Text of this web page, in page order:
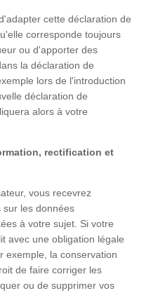
cette déclaration de
corresponde toujours
ou d'apporter des
la déclaration de
lors de l'introduction
déclaration de
alors à votre
rectification et
vous recevrez
sur les données
à votre sujet. Si votre
avec une obligation légale
exemple, la conservation
de faire corriger les
ou de supprimer vos